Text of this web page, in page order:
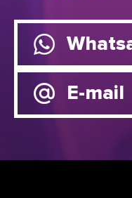
E-mail